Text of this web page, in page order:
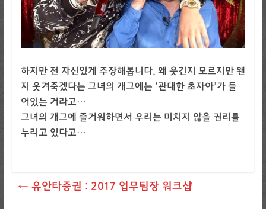
하지만 전 자신있게 주장해봅니다. 왜 웃긴지 모르지만 왠
지 웃겨죽겠다는 그녀의 개그에는 ‘관대한 초자아’가 들
어있는 거라고…
그녀의 개그에 즐거워하면서 우리는 미치지 않을 권리를
누리고 있다고…
← 유안타증권 : 2017 업무팀장 워크샵